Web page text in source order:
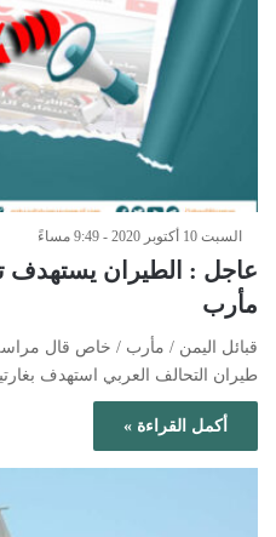
السبت 10 أكتوبر 2020 - 9:49 مساءً
عاجل : الطيران يستهدف
مأرب
قبائل اليمن / مأرب / خاص قال
طيران التحالف العربي استهدف
أكمل القراءة »